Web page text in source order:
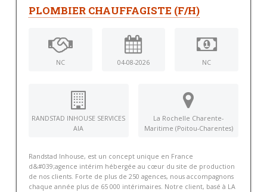
PLOMBIER CHAUFFAGISTE (F/H)
NC 04-08-2026 NC
RANDSTAD INHOUSE SERVICES
AIA
La Rochelle Charente-
Maritime (Poitou-Charentes)
Randstad Inhouse, est un concept unique en France
d&#039;agence intérim hébergée au cœur du site de production
de nos clients. Forte de plus de 250 agences, nous accompagnons
chaque année plus de 65 000 intérimaires. Notre client, basé à LA